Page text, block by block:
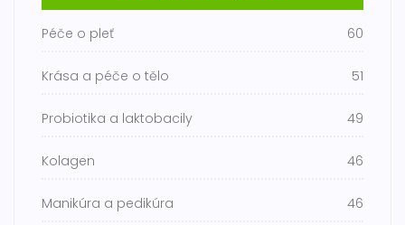
Péče o pleť 60
Krása a péče o tělo 51
Probiotika a laktobacily 49
Kolagen 46
Manikúra a pedikúra 46